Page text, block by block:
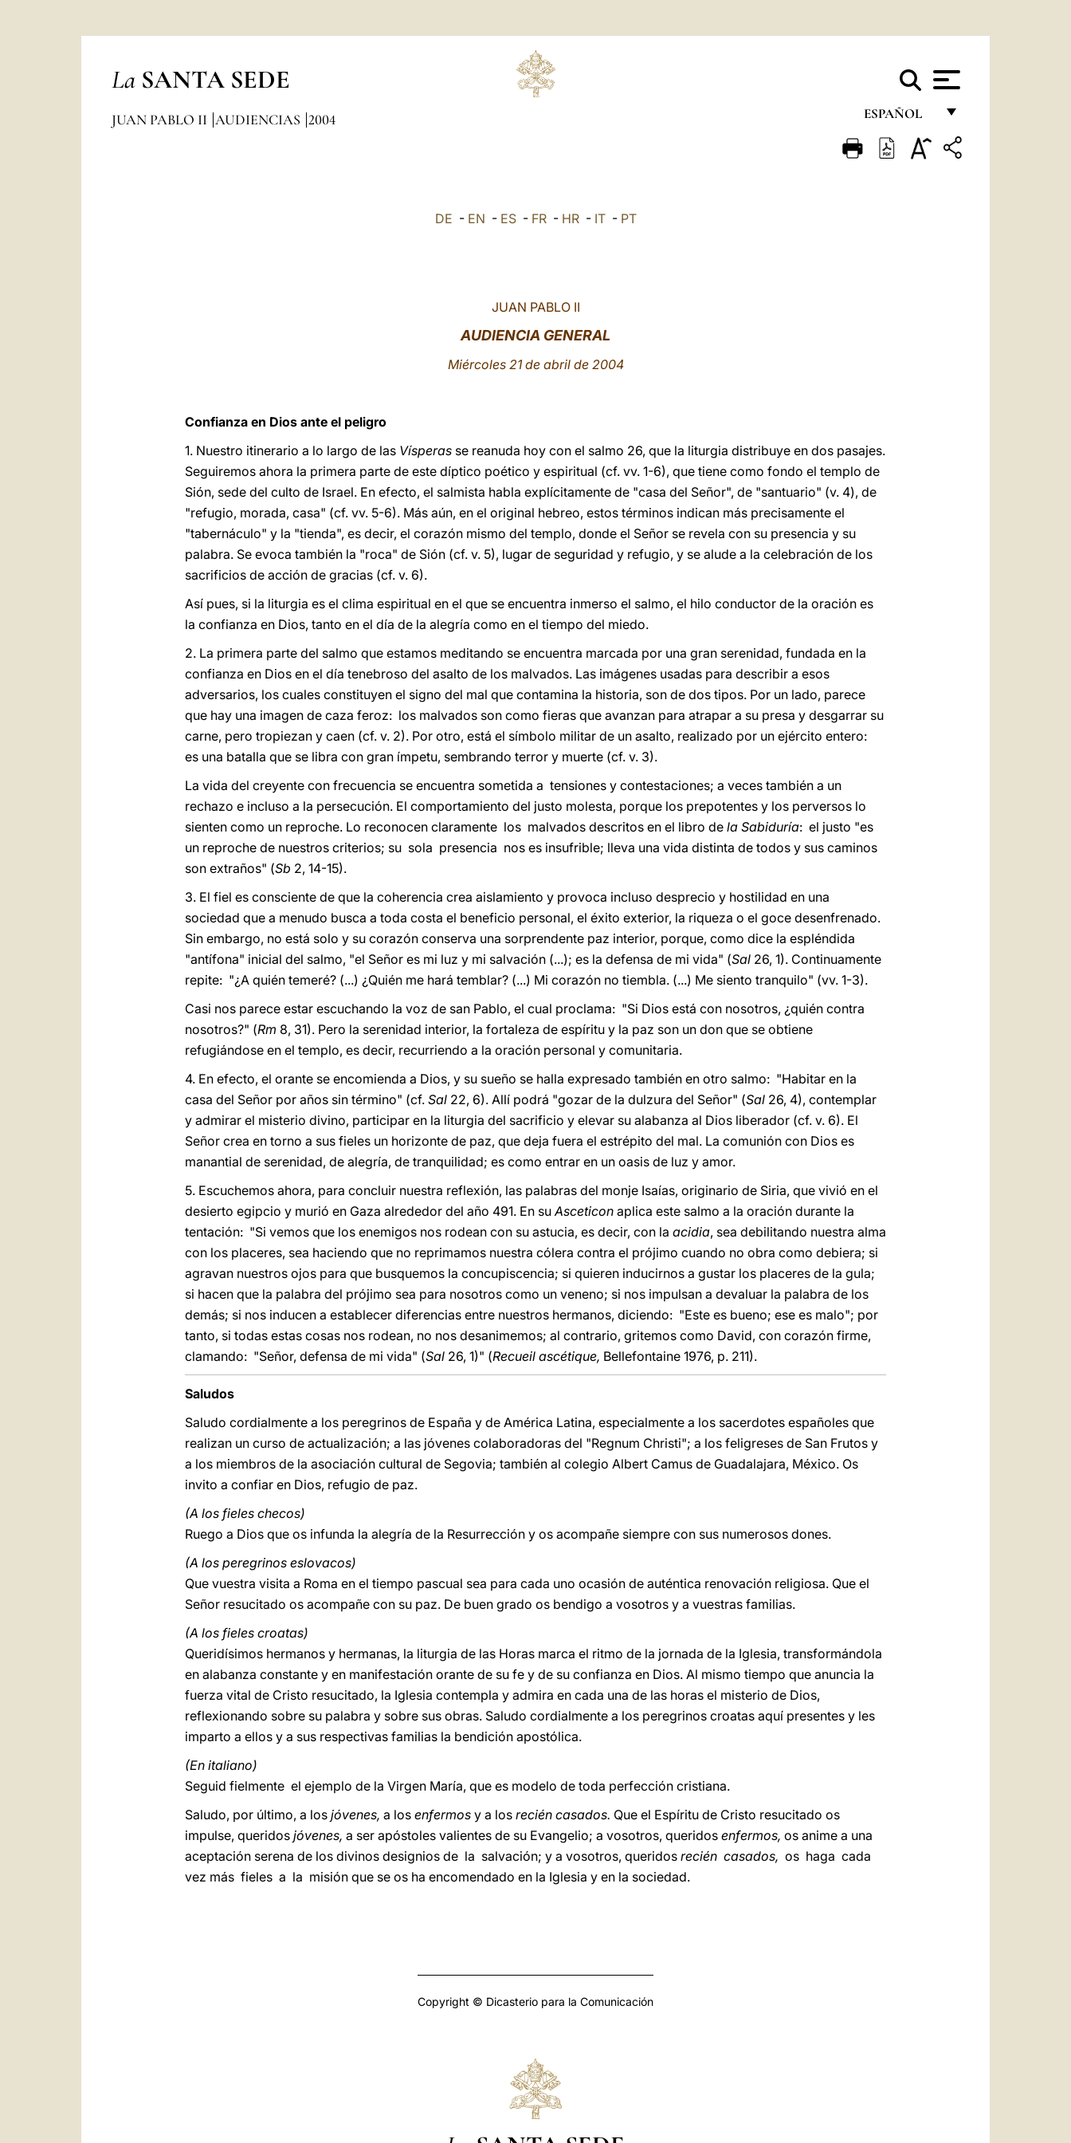
La SANTA SEDE
ESPAÑOL
FRANÇAIS
JUAN PABLO II AUDIENCIAS 2004
DE - EN - ES- FR- HR- IT- PT
JUAN PABLO II
AUDIENCIA GENERAL
Miércoles 21 de abril de 2004
Confianza en Dios ante el peligro
1. Nuestro itinerario a lo largo de las Vísperas se reanuda hoy con el salmo 26, que la liturgia distribuye en dos pasajes.
Seguiremos ahora la primera parte de este díptico poético y espiritual (cf. vv. 1-6), que tiene como fondo el templo de
Sión, sede del culto de Israel. En efecto, el salmista habla explícitamente de "casa del Señor", de "santuario" (v. 4), de
"refugio, morada, casa" (cf. vv. 5-6). Más aún, en el original hebreo, estos términos indican más precisamente el
"tabernáculo" y la "tienda", es decir, el corazón mismo del templo, donde el Señor se revela con su presencia y su
palabra. Se evoca también la "roca" de Sión (cf. v. 5), lugar de seguridad y refugio, y se alude a la celebración de los
sacrificios de acción de gracias (cf. v. 6).
Así pues, si la liturgia es el clima espiritual en el que se encuentra inmerso el salmo, el hilo conductor de la oración es
la confianza en Dios, tanto en el día de la alegría como en el tiempo del miedo.
2. La primera parte del salmo que estamos meditando se encuentra marcada por una gran serenidad, fundada en la
confianza en Dios en el día tenebroso del asalto de los malvados. Las imágenes usadas para describir a esos
adversarios, los cuales constituyen el signo del mal que contamina la historia, son de dos tipos. Por un lado, parece
que hay una imagen de caza feroz: los malvados son como fieras que avanzan para atrapar a su presa y desgarrar su
carne, pero tropiezan y caen (cf. v. 2). Por otro, está el símbolo militar de un asalto, realizado por un ejército entero:
es una batalla que se libra con gran ímpetu, sembrando terror y muerte (cf. v. 3).
La vida del creyente con frecuencia se encuentra sometida a tensiones y contestaciones; a veces también a un
rechazo e incluso a la persecución. El comportamiento del justo molesta, porque los prepotentes y los perversos lo
sienten como un reproche. Lo reconocen claramente los malvados descritos en el libro de la Sabiduría: el justo "es
un reproche de nuestros criterios; su sola presencia nos es insufrible; lleva una vida distinta de todos y sus caminos
son extraños" (Sb 2, 14-15).
3. El fiel es consciente de que la coherencia crea aislamiento y provoca incluso desprecio y hostilidad en una
sociedad que a menudo busca a toda costa el beneficio personal, el éxito exterior, la riqueza o el goce desenfrenado.
Sin embargo, no está solo y su corazón conserva una sorprendente paz interior, porque, como dice la espléndida
"antífona" inicial del salmo, "el Señor es mi luz y mi salvación (...); es la defensa de mi vida" (Sal 26, 1). Continuamente
repite: "¿A quién temeré? (...) ¿Quién me hará temblar? (...) Mi corazón no tiembla. (...) Me siento tranquilo" (vv. 1-3).
Casi nos parece estar escuchando la voz de san Pablo, el cual proclama: "Si Dios está con nosotros, ¿quién contra
nosotros?" (Rm 8, 31). Pero la serenidad interior, la fortaleza de espíritu y la paz son un don que se obtiene
refugiándose en el templo, es decir, recurriendo a la oración personal y comunitaria.
4. En efecto, el orante se encomienda a Dios, y su sueño se halla expresado también en otro salmo: "Habitar en la
casa del Señor por años sin término" (cf. Sal 22, 6). Allí podrá "gozar de la dulzura del Señor" (Sal 26, 4), contemplar
y admirar el misterio divino, participar en la liturgia del sacrificio y elevar su alabanza al Dios liberador (cf. v. 6). El
Señor crea en torno a sus fieles un horizonte de paz, que deja fuera el estrépito del mal. La comunión con Dios es
manantial de serenidad, de alegría, de tranquilidad; es como entrar en un oasis de luz y amor.
5. Escuchemos ahora, para concluir nuestra reflexión, las palabras del monje Isaías, originario de Siria, que vivió en el
desierto egipcio y murió en Gaza alrededor del año 491. En suAsceticon aplica este salmo a la oración durante la
tentación: "Si vemos que los enemigos nos rodean con su astucia, es decir, con la acidia, sea debilitando nuestra alma
con los placeres, sea haciendo que no reprimamos nuestra cólera contra el prójimo cuando no obra como debiera; si
agravan nuestros ojos para que busquemos la concupiscencia; si quieren inducirnos a gustar los placeres de la gula;
si hacen que la palabra del prójimo sea para nosotros como un veneno; si nos impulsan a devaluar la palabra de los
demás; si nos inducen a establecer diferencias entre nuestros hermanos, diciendo: "Este es bueno; ese es malo"; por
tanto, si todas estas cosas nos rodean, no nos desanimemos; al contrario, gritemos como David, con corazón firme,
clamando: "Señor, defensa de mi vida" (Sal 26, 1)" (Recueil ascétique, Bellefontaine 1976, p. 211).
Saludos
Saludo cordialmente a los peregrinos de España y de América Latina, especialmente a los sacerdotes españoles que
realizan un curso de actualización; a las jóvenes colaboradoras del "Regnum Christi"; a los feligreses de San Frutos y
a los miembros de la asociación cultural de Segovia; también al colegio Albert Camus de Guadalajara, México. Os
invito a confiar en Dios, refugio de paz.
(A los fieles checos)
Ruego a Dios que os infunda la alegría de la Resurrección y os acompañe siempre con sus numerosos dones.
(A los peregrinos eslovacos)
Que vuestra visita a Roma en el tiempo pascual sea para cada uno ocasión de auténtica renovación religiosa. Que el
Señor resucitado os acompañe con su paz. De buen grado os bendigo a vosotros y a vuestras familias.
(A los fieles croatas)
Queridísimos hermanos y hermanas, la liturgia de las Horas marca el ritmo de la jornada de la Iglesia, transformándola
en alabanza constante y en manifestación orante de su fe y de su confianza en Dios. Al mismo tiempo que anuncia la
fuerza vital de Cristo resucitado, la Iglesia contempla y admira en cada una de las horas el misterio de Dios,
reflexionando sobre su palabra y sobre sus obras. Saludo cordialmente a los peregrinos croatas aquí presentes y les
imparto a ellos y a sus respectivas familias la bendición apostólica.
(En italiano)
Seguid fielmente el ejemplo de la Virgen María, que es modelo de toda perfección cristiana.
Saludo, por último, a los jóvenes, a los enfermos y a los recién casados. Que el Espíritu de Cristo resucitado os
impulse, queridos jóvenes, a ser apóstoles valientes de su Evangelio; a vosotros, queridos enfermos, os anime a una
aceptación serena de los divinos designios de la salvación; y a vosotros, queridos recién casados, os haga cada
vez más fieles a la misión que se os ha encomendado en la Iglesia y en la sociedad.
Copyright © Dicasterio para la Comunicación